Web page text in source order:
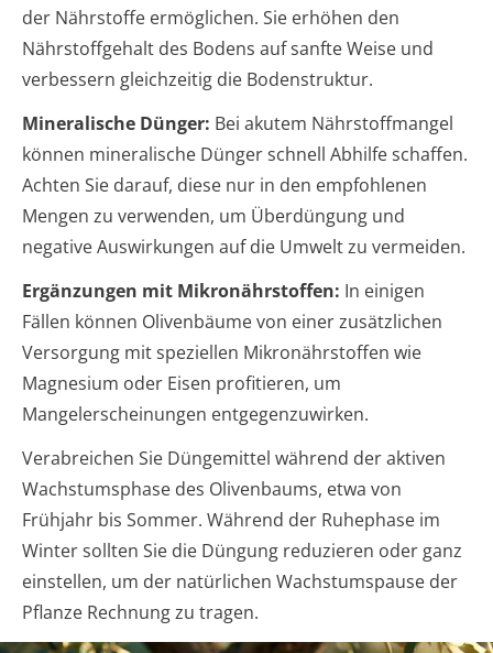
der Nährstoffe ermöglichen. Sie erhöhen den
Nährstoffgehalt des Bodens auf sanfte Weise und
verbessern gleichzeitig die Bodenstruktur.
Mineralische Dünger: Bei akutem Nährstoffmangel
können mineralische Dünger schnell Abhilfe schaffen.
Achten Sie darauf, diese nur in den empfohlenen
Mengen zu verwenden, um Überdüngung und
negative Auswirkungen auf die Umwelt zu vermeiden.
Ergänzungen mit Mikronährstoffen: In einigen
Fällen können Olivenbäume von einer zusätzlichen
Versorgung mit speziellen Mikronährstoffen wie
Magnesium oder Eisen profitieren, um
Mangelerscheinungen entgegenzuwirken.
Verabreichen Sie Düngemittel während der aktiven
Wachstumsphase des Olivenbaums, etwa von
Frühjahr bis Sommer. Während der Ruhephase im
Winter sollten Sie die Düngung reduzieren oder ganz
einstellen, um der natürlichen Wachstumspause der
Pflanze Rechnung zu tragen.